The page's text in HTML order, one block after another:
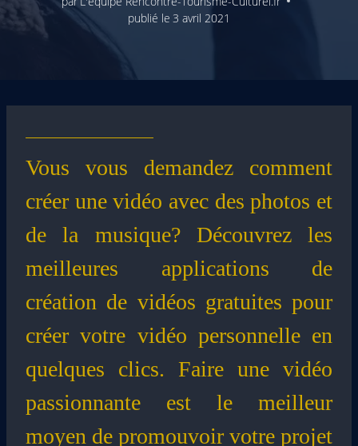
publié le 3 avril 2021
Vous vous demandez comment
créer une vidéo avec des photos et
de la musique? Découvrez les
meilleures applications de
création de vidéos gratuites pour
créer votre vidéo personnelle en
quelques clics. Faire une vidéo
passionnante est le meilleur
moyen de promouvoir votre projet